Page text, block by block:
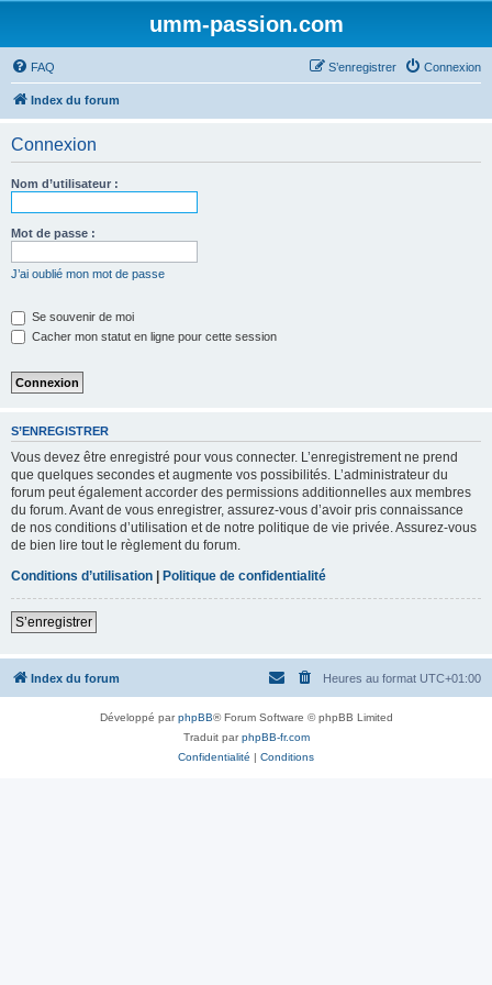
umm-passion.com
FAQ Connexion
S’enregistrer
Index du forum
Connexion
Nom d’utilisateur :
Mot de passe :
J’ai oublié mon mot de passe
Se souvenir de moi
Cacher mon statut en ligne pour cette session
S’ENREGISTRER
Vous devez être enregistré pour vous connecter. L’enregistrement ne prend
que quelques secondes et augmente vos possibilités. L’administrateur du
forum peut également accorder des permissions additionnelles aux membres
du forum. Avant de vous enregistrer, assurez-vous d’avoir pris connaissance
de nos conditions d’utilisation et de notre politique de vie privée. Assurez-vous
de bien lire tout le règlement du forum.
Conditions d’utilisation | Politique de confidentialité
S’enregistrer
Index du forum Heures au format UTC+01:00
Développé parphpBB® Forum Software © phpBB Limited
Traduit parphpBB-fr.com
Confidentialité | Conditions